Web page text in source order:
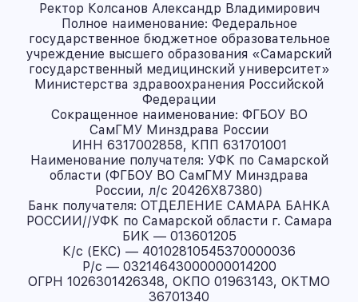
Ректор Колсанов Александр Владимирович
Полное наименование: Федеральное
государственное бюджетное образовательное
учреждение высшего образования «Самарский
государственный медицинский университет»
Министерства здравоохранения Российской
Федерации
Сокращенное наименование: ФГБОУ ВО
СамГМУ Минздрава России
ИНН 6317002858, КПП 631701001
Наименование получателя: УФК по Самарской
области (ФГБОУ ВО СамГМУ Минздрава
России, л/с 20426X87380)
Банк получателя: ОТДЕЛЕНИЕ САМАРА БАНКА
РОССИИ//УФК по Самарской области г. Самара
БИК — 013601205
К/с (ЕКС) — 40102810545370000036
Р/с — 03214643000000014200
ОГРН 1026301426348, ОКПО 01963143, ОКТМО
36701340